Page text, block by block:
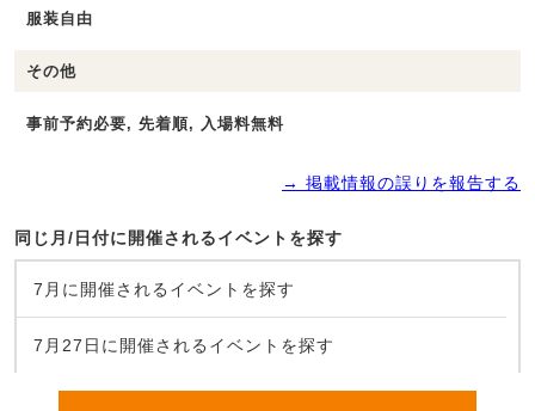
服装自由
その他
事前予約必要, 先着順, 入場料無料
→ 掲載情報の誤りを報告する
同じ月/日付に開催されるイベントを探す
7月に開催されるイベントを探す
7月27日に開催されるイベントを探す